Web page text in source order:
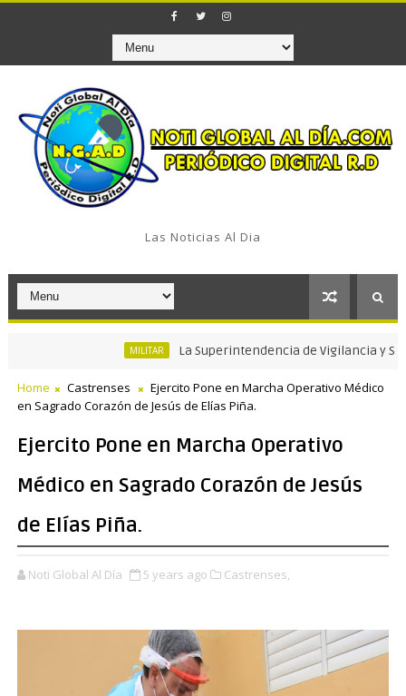
Las Noticias Al Dia
La Superintendencia de Vigilancia y
Home Castrenses
Ejercito Pone en Marcha Operativo Médico
en Sagrado Corazón de Jesús de Elías Piña.
Ejercito Pone en Marcha Operativo
Médico en Sagrado Corazón de Jesús
de Elías Piña.
Noti Global Al Día 5 years ago Castrenses,